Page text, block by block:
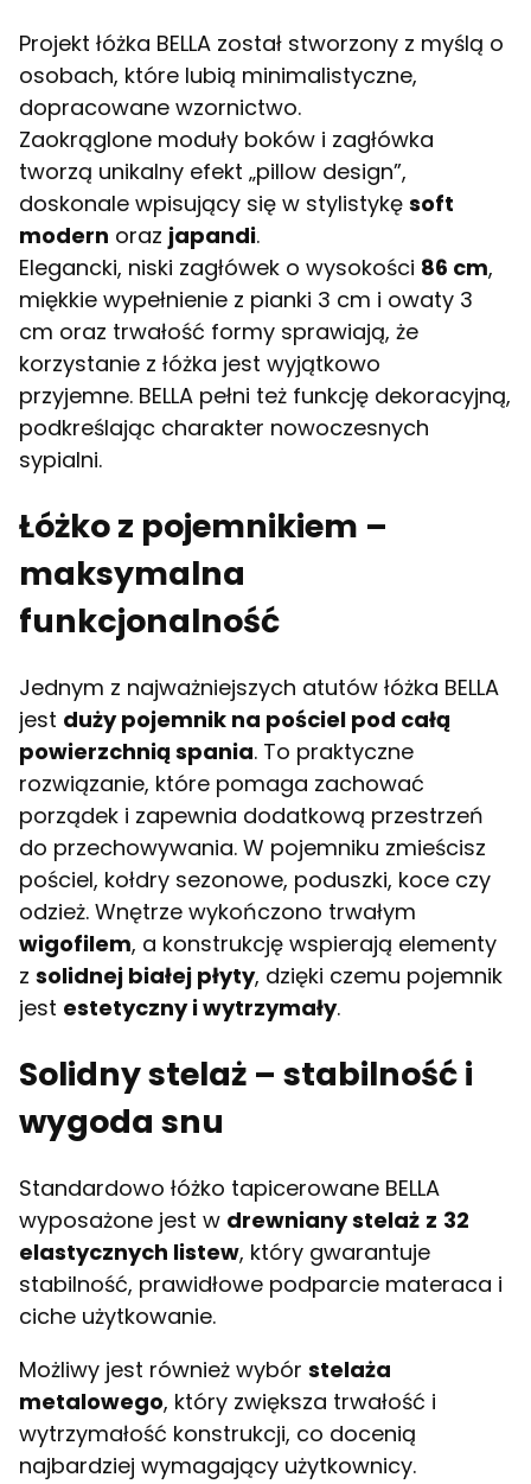
Projekt łóżka BELLA został stworzony z myślą o
osobach, które lubią minimalistyczne,
dopracowane wzornictwo.
Zaokrąglone moduły boków i zagłówka
tworzą unikalny efekt „pillow design”,
doskonale wpisujący się w stylistykę soft
modern oraz japandi.
Elegancki, niski zagłówek o wysokości 86 cm,
miękkie wypełnienie z pianki 3 cm i owaty 3
cm oraz trwałość formy sprawiają, że
korzystanie z łóżka jest wyjątkowo
przyjemne. BELLA pełni też funkcję dekoracyjną,
podkreślając charakter nowoczesnych
sypialni.
Łóżko z pojemnikiem –
maksymalna
funkcjonalność
Jednym z najważniejszych atutów łóżka BELLA
jest duży pojemnik na pościel pod całą
powierzchnią spania. To praktyczne
rozwiązanie, które pomaga zachować
porządek i zapewnia dodatkową przestrzeń
do przechowywania. W pojemniku zmieścisz
pościel, kołdry sezonowe, poduszki, koce czy
odzież. Wnętrze wykończono trwałym
wigofilem, a konstrukcję wspierają elementy
z solidnej białej płyty, dzięki czemu pojemnik
jest estetyczny i wytrzymały.
Solidny stelaż – stabilność i
wygoda snu
Standardowo łóżko tapicerowane BELLA
wyposażone jest w drewniany stelaż z 32
elastycznych listew, który gwarantuje
stabilność, prawidłowe podparcie materaca i
ciche użytkowanie.
Możliwy jest również wybór stelaża
metalowego, który zwiększa trwałość i
wytrzymałość konstrukcji, co docenią
najbardziej wymagający użytkownicy.